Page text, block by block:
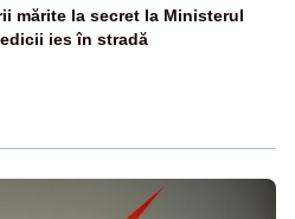
mărite la secret la Ministerul
ies în stradă